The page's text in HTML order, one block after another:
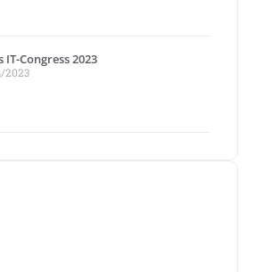
IT-Congress 2023
2023